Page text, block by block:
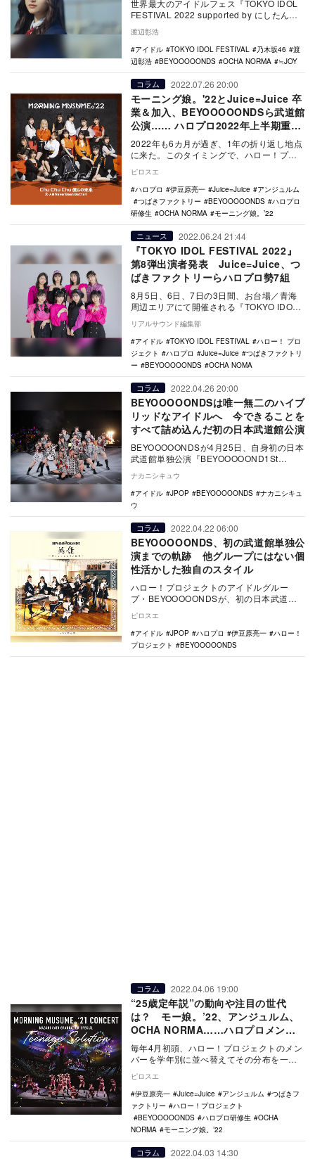
世界最大のアイドルフェス『TOKYO IDOL
FESTIVAL 2022 supported by にしたんク
リニック』（以下…
渡辺彰浩
アイドル
TOKYO IDOL FESTIVAL 乃木坂46
渡
辺彰浩
BEYOOOOONDS OCHA NORMA ≒JOY
コラム 2022.07.26 20:00
モーニング娘。'22とJuice=Juice 卒
業＆加入、BEYOOOOONDSら武道館
公演…… ハロプロ2022年上半期重大
ニュース振り返る
2022年も6カ月が過ぎ、1年の折り返し地点
に来た。このタイミングで、ハロー！プロ
トピッ…
ピロスエ
ハロプロ
伊豆原亮一 Juice=Juice
アンジュルム
つばきファクトリー
BEYOOOOONDS
ハロプロ
研修生
OCHA NORMA モーニング娘。’22
ニュース 2022.06.24 21:44
『TOKYO IDOL FESTIVAL 2022』
第8弾出演者発表 Juice=Juice、つ
ばきファクトリーらハロプロ勢7組
8月5日、6日、7日の3日間、お台場／青海
周辺エリアにて開催される『TOKYO IDOL
FESTIVAL 2022 suppo…
リアルサウンド編集部
アイドル
TOKYO IDOL FESTIVAL
ハロー！ プロ
ジェクト
ハロプロ Juice=Juice
つばきファクトリ
ー
BEYOOOOONDS OCHA NOMA
コラム 2022.04.26 20:00
BEYOOOOONDSは唯一無二のハイブ
リッドなアイドルへ 今できることを
すべて詰め込んだ初の日本武道館公演
BEYOOOOONDSが4月25日、自身初の日本
武道館単独公演『BEYOOOOOND1St
ナカニシキュウ
アイドル
JPOP BEYOOOOONDS
ナカニシキュ
ウ
コラム 2022.04.22 06:00
BEYOOOOONDS、初の武道館単独公
演までの軌跡 他グループにはない個
性活かした独自のスタイル
ハロー！プロジェクトのアイドルグルー
プ・BEYOOOOONDSが、初の日本武道館
ピロスエ
アイドル
JPOP ハロプロ 伊豆原亮一
ハロー！
プロジェクト
BEYOOOOONDS
コラム 2022.04.06 19:00
“25歳定年説”の動向や注目の世代
は？ モー娘。’22、アンジュルム、
OCHA NORMA……ハロプロメンバ
ー学年別分類2022年版
毎年4月初頭、ハロー！プロジェクトのメン
バーを学年別に並べ替えてその分布を一覧
なる。（関…
ピロスエ
伊豆原亮一
Juice=Juice アンジュルム
つばきフ
ァクトリー
ハロー！プロジェクト
BEYOOOOONDS
ハロプロ研修生
OCHA
NORMA
モーニング娘。’22
コラム 2022.04.03 14:30